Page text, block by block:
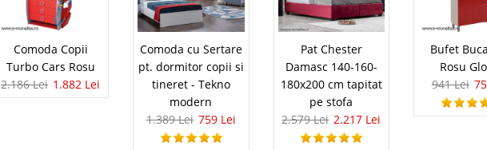
Compara
Pat Masina pt. 2 copii Paturi duble
Race Cup CarBed with Friend bed
Pat dublu pentru 2 copii – Paturi extensibile in forma de masina Race Cup
Rosu ⭐ Pret Direct din Fabrica Daca intentionati o amenajare dormitor
3.332
Pret Redus
In Stoc
Comoda Copii
Turbo Cars Rosu
2.186 Lei 1.882 Lei
Comoda cu Sertare
pt. dormitor copii si
tineret - Tekno
modern
1.389 Lei 759 Lei
Pat Chester
Damasc 140-160-
180x200 cm tapitat
pe stofa
2.579 Lei 2.217 Lei
Bufet
Rosu
941 Lei